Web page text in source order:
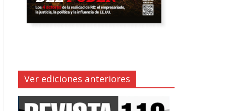
Ver ediciones anteriores